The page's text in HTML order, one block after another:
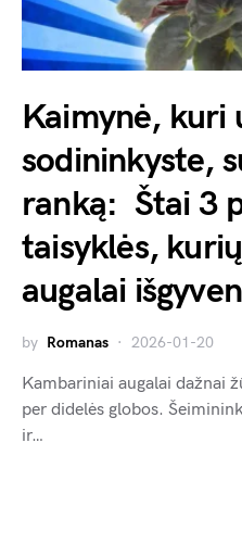
Kaimynė, kuri
sodininkyste,
ranką: Štai 3
taisyklės,
augalai
by Romanas 2026-01-20
Kambariniai augalai dažnai
per didelės globos.
ir…